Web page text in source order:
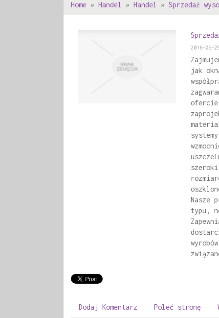
Home » Handel » Handel » Sprzedaż
2016-05-
jak
ofercie
Nasze
typu,
Dodaj Komentarz Poleć stronę